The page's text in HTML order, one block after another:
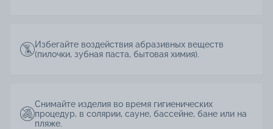
Избегайте воздействия абразивных веществ
(пилочки, зубная паста, бытовая химия).
Снимайте изделия во время гигиенических
процедур, в солярии, сауне, бассейне, бане или на
пляже.